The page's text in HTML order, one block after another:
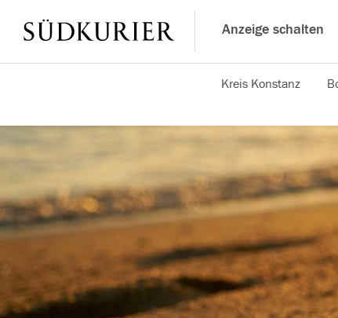
Anzeige schalten
Kreis Konstanz